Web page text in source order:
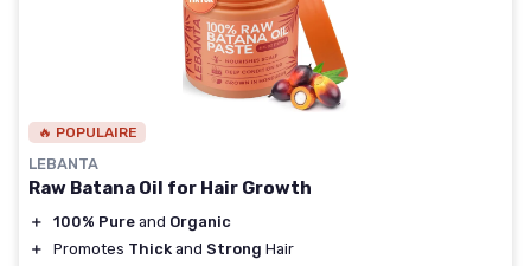
🔥 POPULAIRE
LEBANTA
Raw Batana Oil for Hair Growth
＋ 100% Pure and Organic
＋
Promotes Thick and Strong Hair